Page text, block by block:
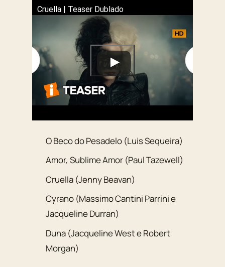
Cruella | Teaser Dublado
O Beco do Pesadelo (Luis Sequeira)
Amor, Sublime Amor (Paul Tazewell)
Cruella (Jenny Beavan)
Cyrano (Massimo Cantini Parrini e
Jacqueline Durran)
Duna (Jacqueline West e Robert
Morgan)